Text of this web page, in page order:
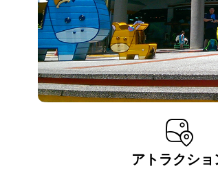
アトラクショ